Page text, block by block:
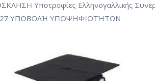
Υποτροφίες Ελληνογαλλικής
ΥΠΟΒΟΛΉ ΥΠΟΨΗΦΙΟΤΉΤΩΝ